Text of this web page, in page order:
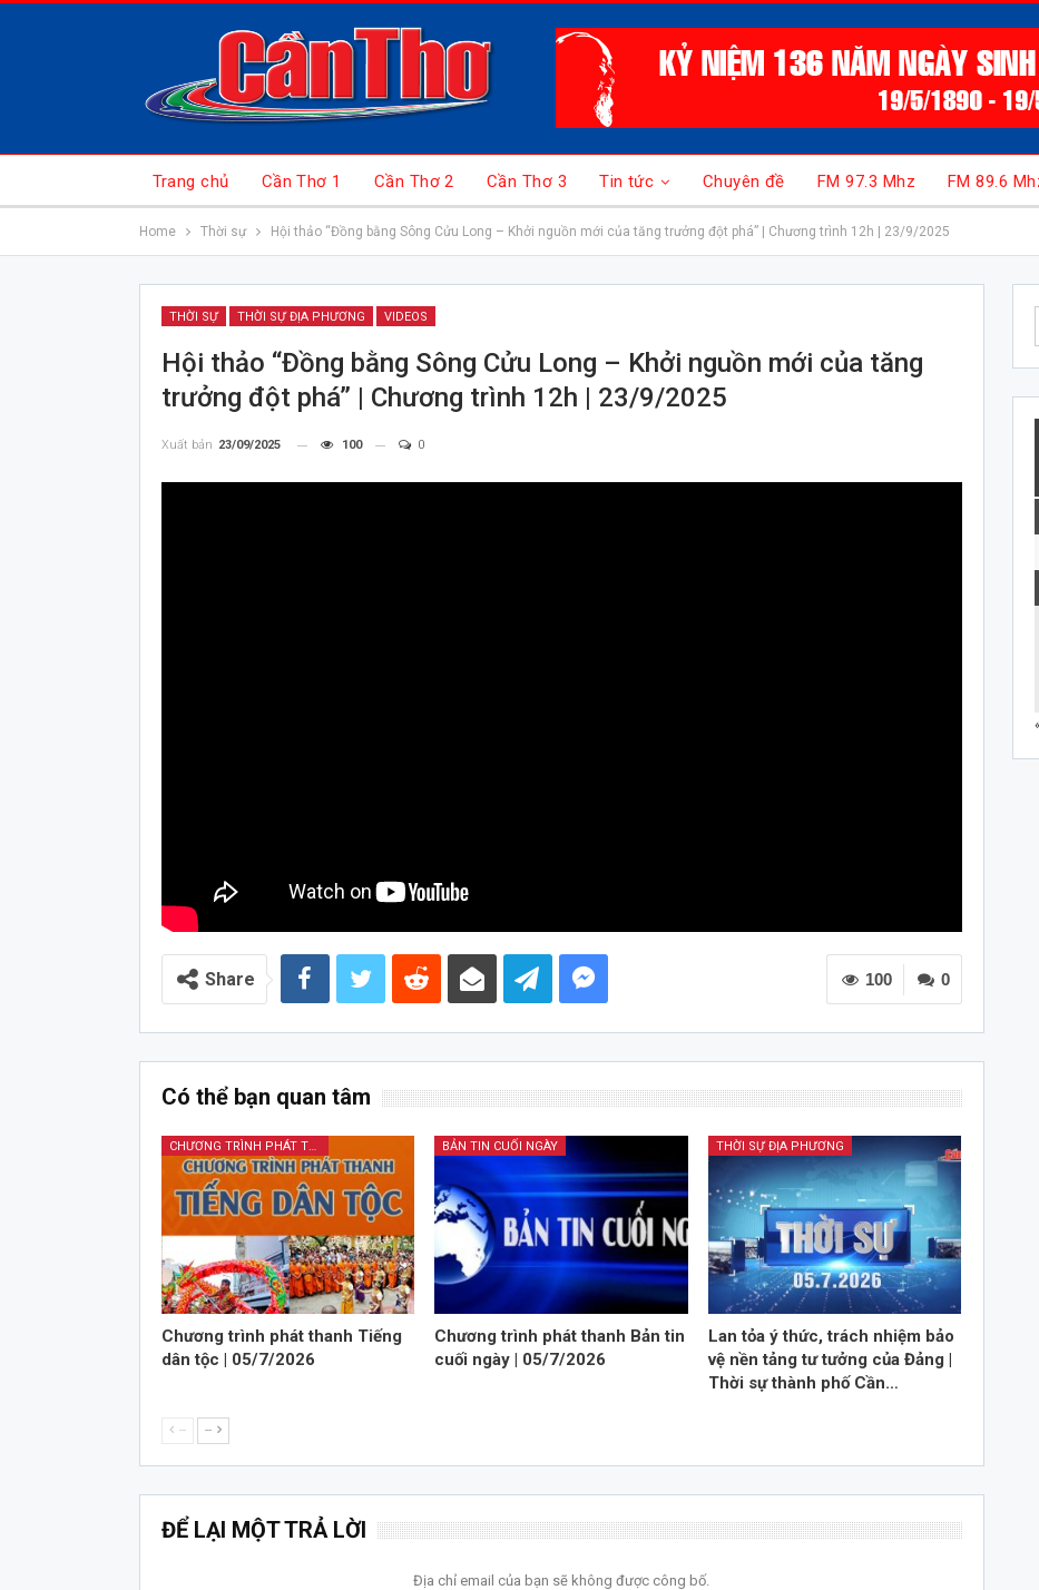
Trang chủ Cần Thơ 1 Cần Thơ 2 Cần Thơ 3 Tin tức Chuyên đề FM 97.3 Mhz FM 89.6
Home Thời sự Hội thảo “Đồng bằng Sông Cửu Long – Khởi nguồn mới của tăng trưởng đột phá” | Chương trình 12h | 23/9/2025
THỜI SỰ THỜI SỰ ĐỊA PHƯƠNG VIDEOS
Hội thảo “Đồng bằng Sông Cửu Long – Khởi nguồn mới của tăng
trưởng đột phá” | Chương trình 12h | 23/9/2025
Xuất bản 23/09/2025 100 0
0
100
Share
Có thể bạn quan tâm
CHƯƠNG TRÌNH PHÁT THANH TIẾNG DÂN TỘC
Chương trình phát thanh Tiếng
dân tộc | 05/7/2026
BẢN TIN CUỐI NGÀY
Chương trình phát thanh Bản tin
cuối ngày | 05/7/2026
THỜI SỰ ĐỊA PHƯƠNG
Lan tỏa ý thức, trách nhiệm bảo
vệ nền tảng tư tưởng của Đảng |
Thời sự thành phố Cần…
-- --
ĐỂ LẠI MỘT TRẢ LỜI
Địa chỉ email của bạn sẽ không được công bố.